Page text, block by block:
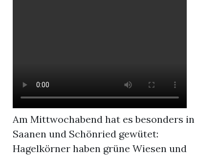
Am Mittwochabend hat es besonders in
Saanen und Schönried gewütet:
Hagelkörner haben grüne Wiesen und